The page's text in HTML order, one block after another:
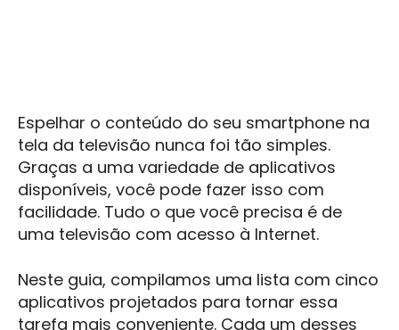
Espelhar o conteúdo do seu smartphone na
tela da televisão nunca foi tão simples.
Graças a uma variedade de aplicativos
disponíveis, você pode fazer isso com
facilidade. Tudo o que você precisa é de
uma televisão com acesso à Internet.
Neste guia, compilamos uma lista com cinco
aplicativos projetados para tornar essa
tarefa mais conveniente. Cada um desses